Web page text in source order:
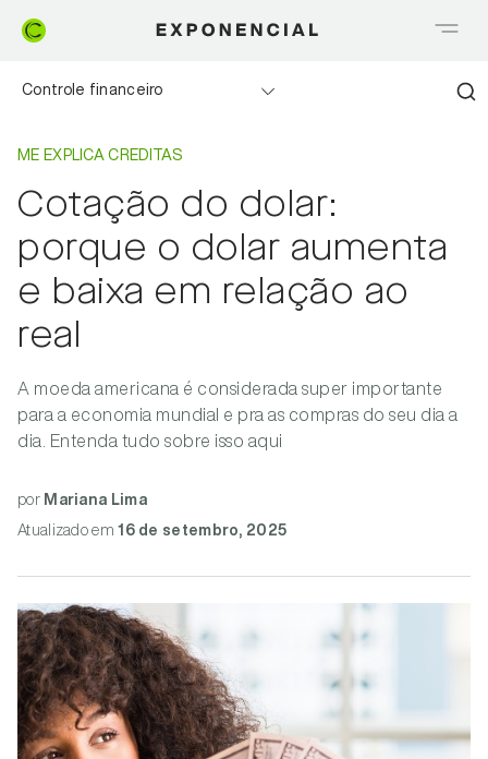
Controle financeiro
Realizando sonhos
Saia do Vermelho
Me explica Creditas
Tudo sobre Crédito
Meu negócio
Home Me explica Creditas
ME EXPLICA CREDITAS
Cotação do dolar:
porque o dolar aumenta
e baixa em relação ao
real
A moeda americana é considerada super importante
para a economia mundial e pra as compras do seu dia a
dia. Entenda tudo sobre isso aqui
por Mariana Lima
Atualizado em16 de setembro, 2025